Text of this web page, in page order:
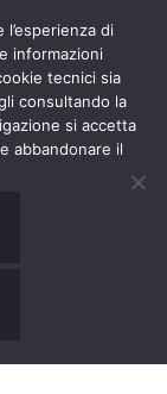
di
informazioni
tecnici sia
consultando la
si accetta
abbandonare il